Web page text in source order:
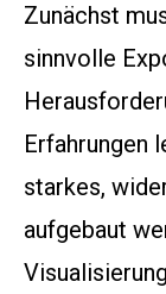
Zunächst
sinnvolle
Erfahrungen
starkes,
aufgebaut